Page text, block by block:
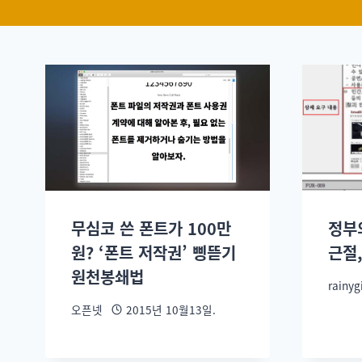
무심코 쓴 폰트가 100만
원? ‘폰트 저작권’ 삥뜯기
원천봉쇄법
오픈넷 2015년 10월13일.
정
근